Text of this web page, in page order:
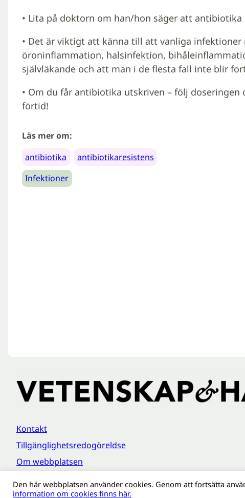
• Lita på doktorn om han/hon säger att
• Det är viktigt att känna till att vanliga infektioner
öroninflammation, halsinfektion,
självläkande och att man i de flesta fall inte blir
• Om du får antibiotika utskriven – följ
förtid!
Läs mer om:
antibiotika
antibiotikaresistens
Infektioner
Kontakt
Tillgänglighetsredogöreldse
Om webbplatsen
Den här webbplatsen använder cookies. Genom att fortsätta
information om cookies finns här.